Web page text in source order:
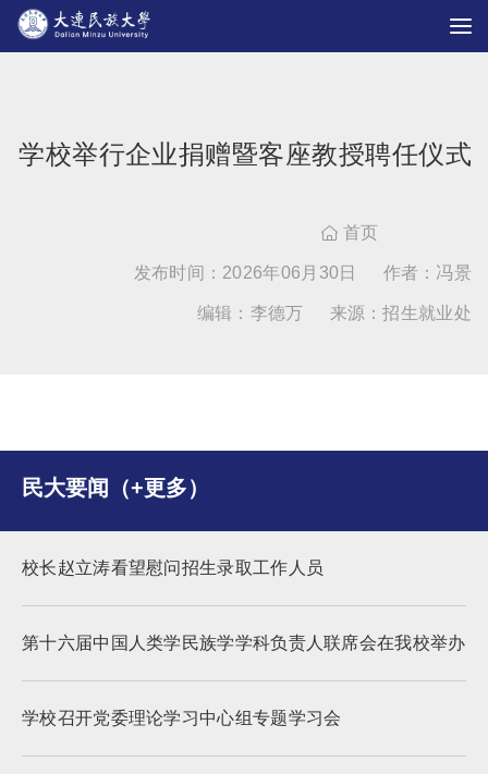
学校举行企业捐赠暨客座教授聘任仪式
 首页
发布时间：2026年06月30日 作者：冯景
编辑：李德万 来源：招生就业处
民大要闻（+更多）
校长赵立涛看望慰问招生录取工作人员
第十六届中国人类学民族学学科负责人联席会在我校举办
学校召开党委理论学习中心组专题学习会